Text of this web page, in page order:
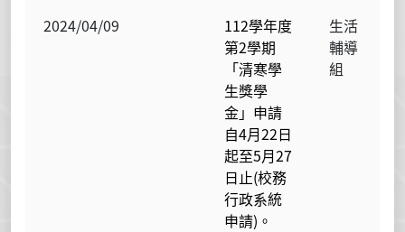
2024/04/09
112學年度
第2學期
「清寒學
生獎學
金」申請
自4月22日
起至5月27
日止(校務
行政系統
申請)。
生活
輔導
組